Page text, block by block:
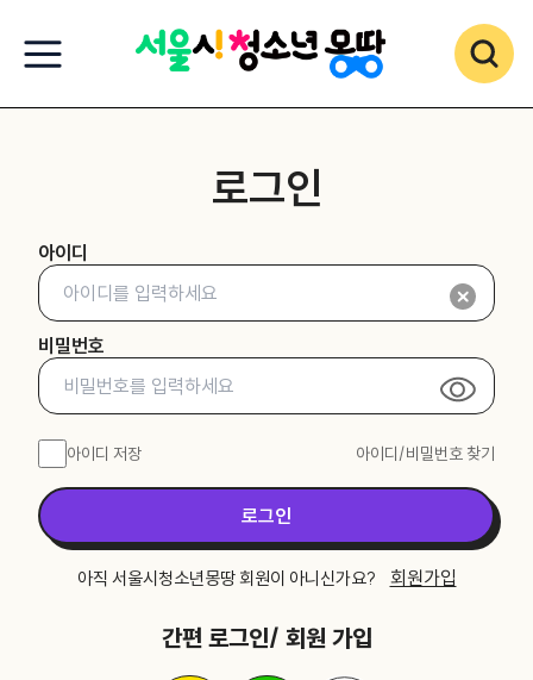
로그인
아이디
비밀번호
아이디 저장 아이디/비밀번호 찾기
로그인
아직 서울시청소년몽땅 회원이 아니신가요? 회원가입
간편 로그인/ 회원 가입